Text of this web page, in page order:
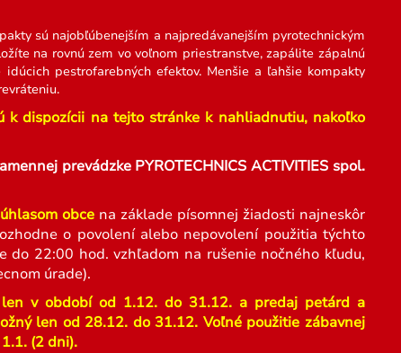
sú najobľúbenejším a najpredávanejším pyrotechnickým
na rovnú zem vo voľnom priestranstve, zapálite zápalnú
pestrofarebných efektov. Menšie a ľahšie kompakty
k dispozícii na tejto stránke k nahliadnutiu, nakoľko
prevádzke PYROTECHNICS ACTIVITIES spol.
obce na základe písomnej žiadosti najneskôr
o povolení alebo nepovolení použitia týchto
do 22:00 hod. vzhľadom na rušenie nočného kľudu,
úrade).
v období od 1.12. do 31.12. a predaj petárd a
len od 28.12. do 31.12. Voľné použitie zábavnej
(2 dni).